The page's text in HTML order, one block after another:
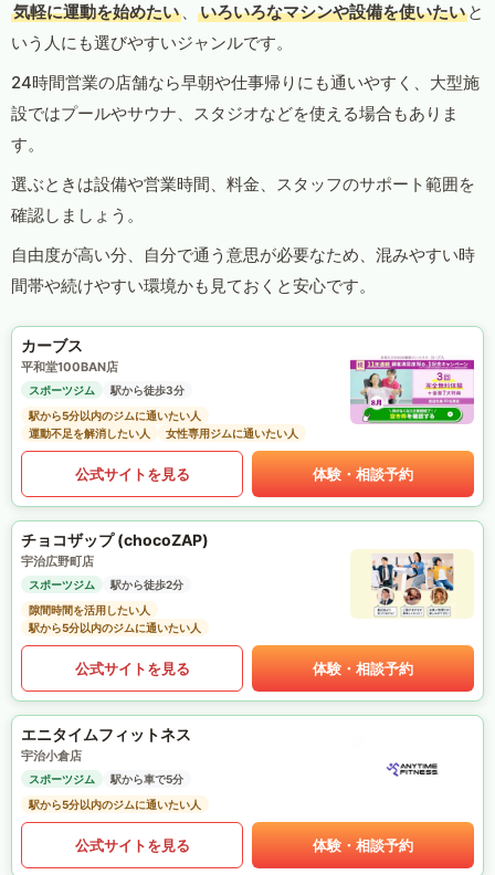
気軽に運動を始めたい 、 いろいろなマシンや設備を使いたい と
いう人にも選びやすいジャンルです。
24時間営業の店舗なら早朝や仕事帰りにも通いやすく、大型施
設ではプールやサウナ、スタジオなどを使える場合もありま
す。
選ぶときは設備や営業時間、料金、スタッフのサポート範囲を
確認しましょう。
自由度が高い分、自分で通う意思が必要なため、混みやすい時
間帯や続けやすい環境かも見ておくと安心です。
カーブス
平和堂100BAN店
スポーツジム
駅から徒歩3分
駅から5分以内のジムに通いたい人
運動不足を解消したい人
女性専用ジムに通いたい人
公式サイトを見る 体験・相談予約
チョコザップ (chocoZAP)
宇治広野町店
スポーツジム
駅から徒歩2分
隙間時間を活用したい人
駅から5分以内のジムに通いたい人
公式サイトを見る 体験・相談予約
エニタイムフィットネス
宇治小倉店
スポーツジム
駅から車で5分
駅から5分以内のジムに通いたい人
公式サイトを見る 体験・相談予約